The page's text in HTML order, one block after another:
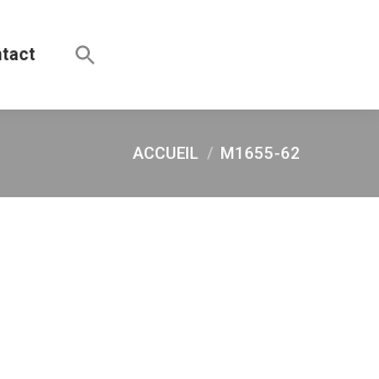
Vous êtes ici :
ACCUEIL M1655-62